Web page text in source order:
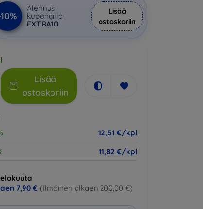
Alennus
kupongilla
EXTRA10
Lisää
ostoskoriin
Lisää
ostoskoriin
12,51 €/kpl
11,82 €/kpl
elokuuta
7,90 € (Ilmainen alkaen 200,00 €)